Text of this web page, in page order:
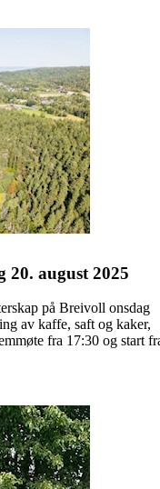
20. august 2025
på Breivoll onsdag
av kaffe, saft og kaker,
fra 17:30 og start